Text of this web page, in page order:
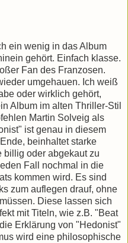
ein wenig in das Album
gehört. Einfach klasse.
Fan des Franzosen.
umgehauen. Ich weiß
oder wirklich gehört,
Album im alten Thriller-Stil
Martin Solveig als
ist genau in diesem
beinhaltet starke
billig oder abgekaut zu
Fall nochmal in die
kommen wird. Es sind
zum auflegen drauf, ohne
Diese lassen sich
mit Titeln, wie z.B. "Beat
Erklärung von "Hedonist"
wird eine philosophische